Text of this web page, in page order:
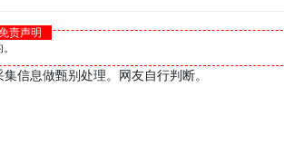
责声明
信息做甄别处理。网友自行判断。